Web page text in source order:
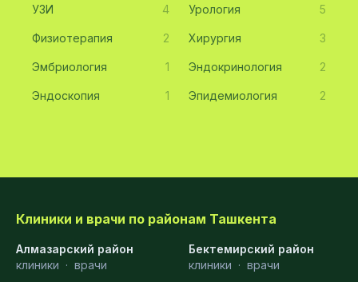
УЗИ 4 Урология 5
Физиотерапия 2 Хирургия 3
Эмбриология 1 Эндокринология 2
Эндоскопия 1 Эпидемиология 2
Клиники и врачи по районам Ташкента
Алмазарский район
клиники · врачи
Бектемирский район
клиники · врачи